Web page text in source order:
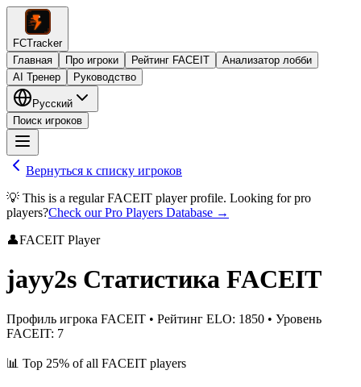
FCTracker
Главная
Про игроки Рейтинг FACEIT
Анализатор лобби
AI Тренер
Руководство
Русский
Поиск игроков
Вернуться к списку игроков
💡 This is a regular FACEIT player profile. Looking for pro
players?Check our Pro Players Database →
👤FACEIT Player
jayy2s Статистика FACEIT
Профиль игрока FACEIT • Рейтинг ELO: 1850 • Уровень
FACEIT: 7
📊 Top 25% of all FACEIT players